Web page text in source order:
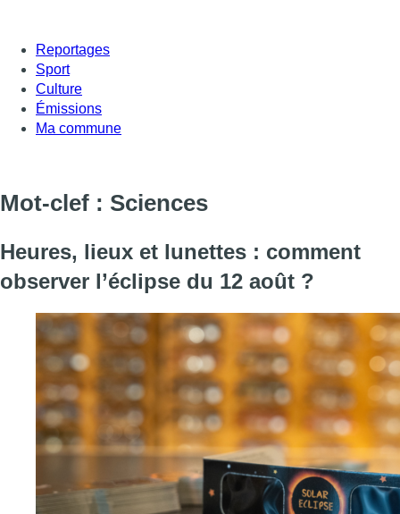
Reportages
Sport
Culture
Émissions
Ma commune
Mot-clef : Sciences
Heures, lieux et lunettes : comment
observer l’éclipse du 12 août ?